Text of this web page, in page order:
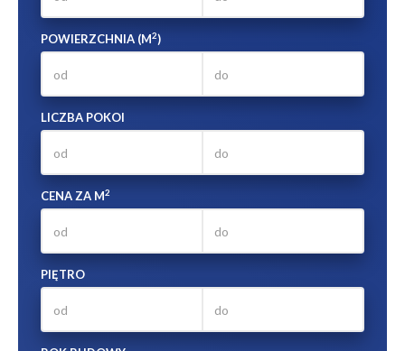
POWIERZCHNIA (M2)
LICZBA POKOI
CENA ZA M2
PIĘTRO